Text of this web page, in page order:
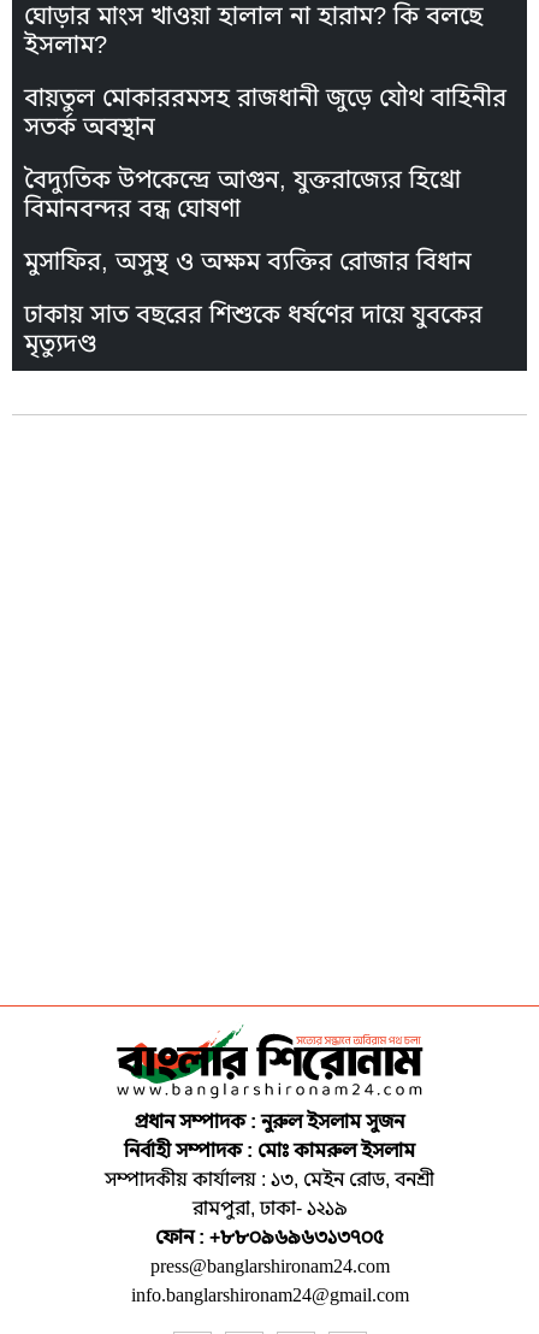
ঘোড়ার মাংস খাওয়া হালাল না হারাম? কি বলছে
ইসলাম?
বায়তুল মোকাররমসহ রাজধানী জুড়ে যৌথ বাহিনীর
সতর্ক অবস্থান
বৈদ্যুতিক উপকেন্দ্রে আগুন, যুক্তরাজ্যের হিথ্রো
বিমানবন্দর বন্ধ ঘোষণা
মুসাফির, অসুস্থ ও অক্ষম ব্যক্তির রোজার বিধান
ঢাকায় সাত বছরের শিশুকে ধর্ষণের দায়ে যুবকের
মৃত্যুদণ্ড
প্রধান সম্পাদক : নুরুল ইসলাম সুজন
নির্বাহী সম্পাদক : মোঃ কামরুল ইসলাম
সম্পাদকীয় কার্যালয় : ১৩, মেইন রোড, বনশ্রী
রামপুরা, ঢাকা- ১২১৯
ফোন : +৮৮০৯৬৯৬৩১৩৭০৫
press@banglarshironam24.com
info.banglarshironam24@gmail.com